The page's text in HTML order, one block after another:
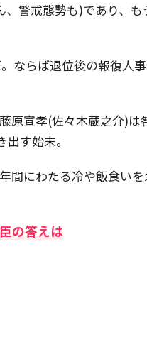
警戒態勢も)であり、
ならば退位後の報復人
原宣孝(佐々木蔵之介)は
す始末。
間にわたる冷や飯食い
の答えは